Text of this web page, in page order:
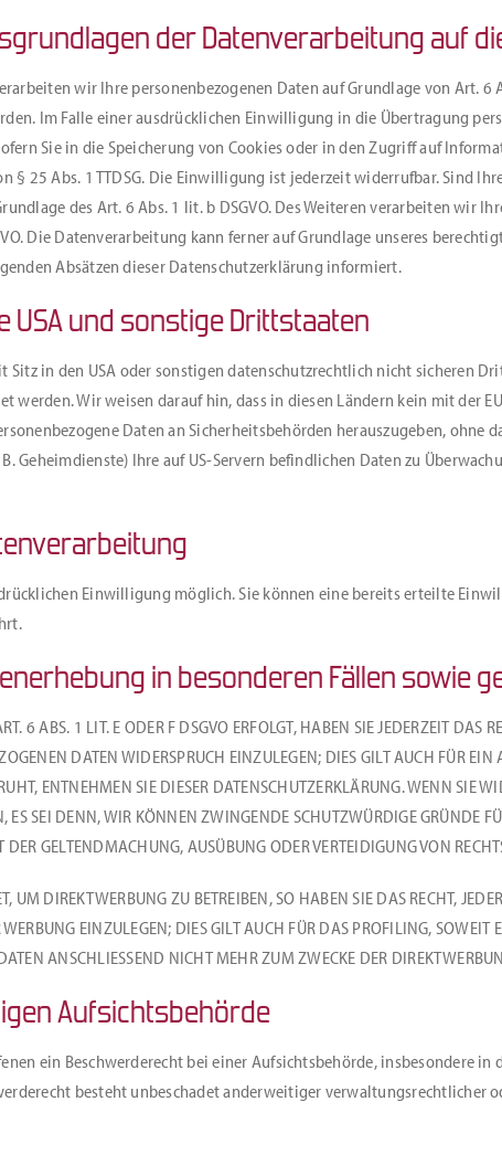
der Datenverarbeitung auf
wir Ihre personenbezogenen Daten auf Grundlage von Art. 6
Im Falle einer ausdrücklichen Einwilligung in die Übertragung
Sie in die Speicherung von Cookies oder in den Zugriff auf
§ 25 Abs. 1 TTDSG. Die Einwilligung ist jederzeit widerrufbar. Sind
des Art. 6 Abs. 1 lit. b DSGVO. Des Weiteren verarbeiten wir
Die Datenverarbeitung kann ferner auf Grundlage unseres
Absätzen dieser Datenschutzerklärung informiert.
USA und sonstige Drittstaaten
in den USA oder sonstigen datenschutzrechtlich nicht sicheren
Wir weisen darauf hin, dass in diesen Ländern kein mit der
Daten an Sicherheitsbehörden herauszugeben, ohne
Geheimdienste) Ihre auf US-Servern befindlichen Daten zu
Einwilligung möglich. Sie können eine bereits erteilte
in besonderen Fällen sowie
6 ABS. 1 LIT. E ODER F DSGVO ERFOLGT, HABEN SIE JEDERZEIT DAS
DATEN WIDERSPRUCH EINZULEGEN; DIES GILT AUCH FÜR
ENTNEHMEN SIE DIESER DATENSCHUTZERKLÄRUNG. WENN SIE
ES SEI DENN, WIR KÖNNEN ZWINGENDE SCHUTZWÜRDIGE GRÜNDE
GELTENDMACHUNG, AUSÜBUNG ODER VERTEIDIGUNG VON
UM DIREKTWERBUNG ZU BETREIBEN, SO HABEN SIE DAS RECHT,
EINZULEGEN; DIES GILT AUCH FÜR DAS PROFILING,
ANSCHLIESSEND NICHT MEHR ZUM ZWECKE DER
Aufsichts­behörde
ein Beschwerderecht bei einer Aufsichtsbehörde,
besteht unbeschadet anderweitiger verwaltungsrechtlicher